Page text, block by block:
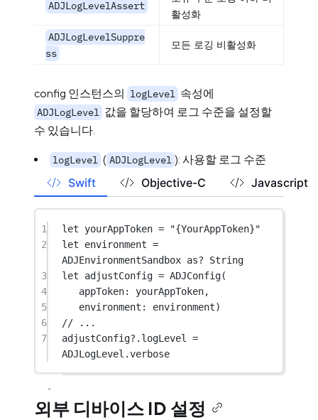
ADJLogLevelAssert
활성화
ADJLogLevelSuppre
ss
모든 로깅 비활성화
config 인스턴스의 logLevel 속성에
ADJLogLevel 값을 할당하여 로그 수준을 설정할
수 있습니다.
logLevel ( ADJLogLevel ): 사용할 로그 수준
Swift Objective-C Javascript
1 let yourAppToken =
"{YourAppToken}"
2
let environment =
ADJEnvironmentSandbox as?
String
3
let adjustConfig = ADJConfig(
4
appToken: yourAppToken,
5
environment : environment)
6
// ...
7
adjustConfig? .logLevel =
ADJLogLevel.verbose
외부 디바이스 ID 설정